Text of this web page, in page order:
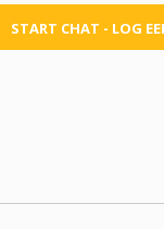
START CHAT - LOG